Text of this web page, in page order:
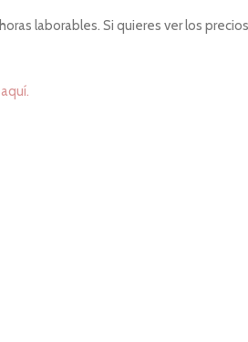
laborables. Si quieres ver los